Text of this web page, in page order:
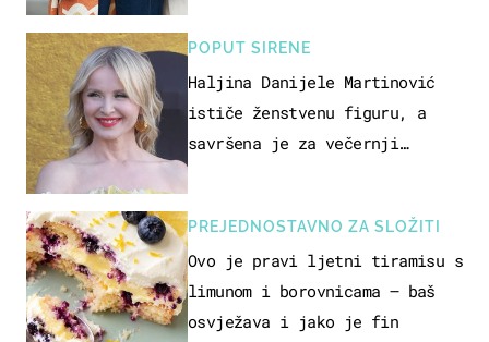
POPUT SIRENE
Haljina Danijele Martinović
ističe ženstvenu figuru, a
savršena je za večernji
PREJEDNOSTAVNO ZA SLOŽITI
Ovo je pravi ljetni tiramisu s
limunom i borovnicama – baš
osvježava i jako je fin